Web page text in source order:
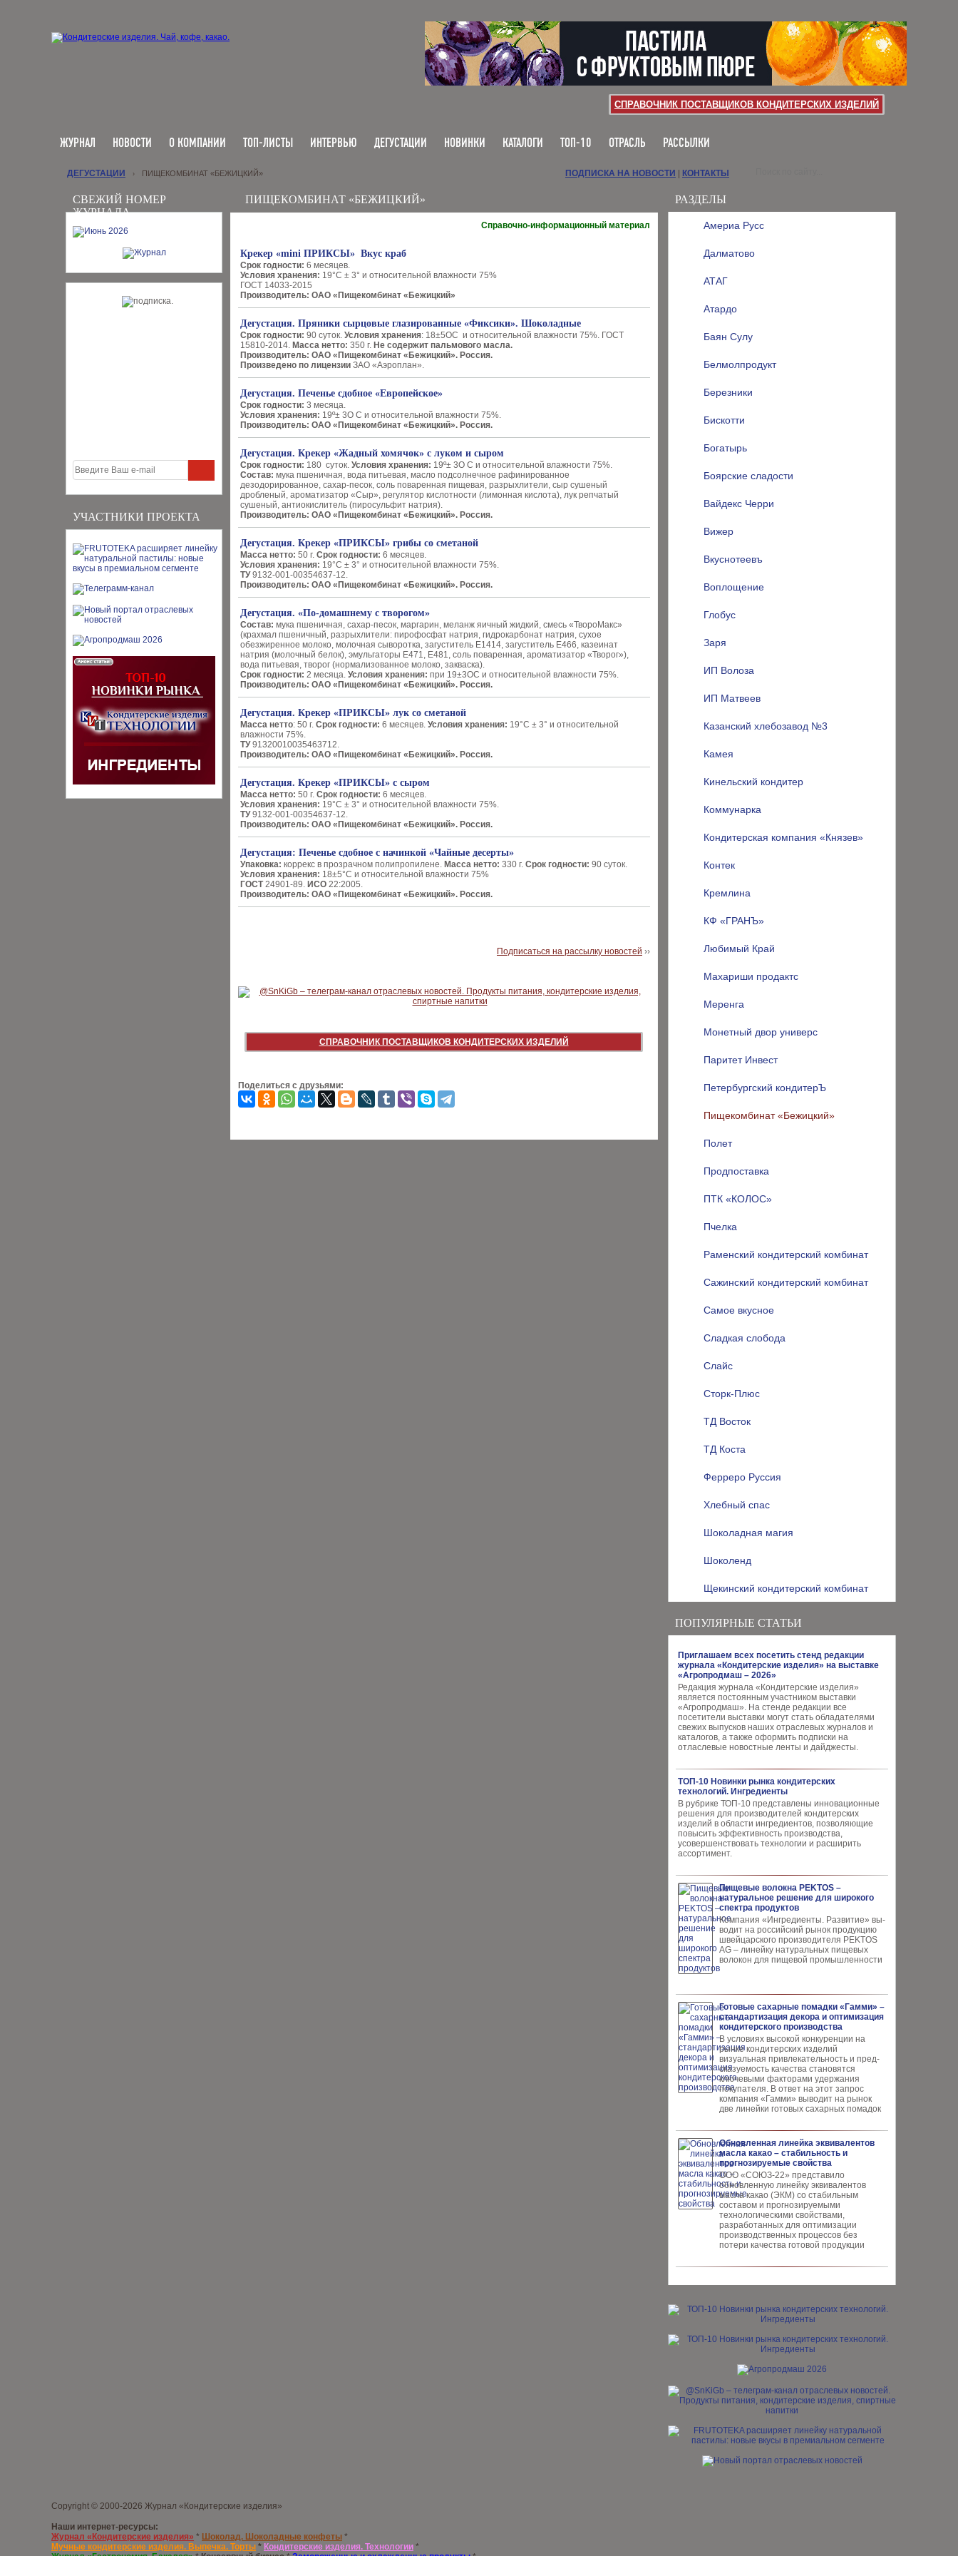
СПРАВОЧНИК ПОСТАВЩИКОВ КОНДИТЕРСКИХ ИЗДЕЛИЙ
ЖУРНАЛ НОВОСТИ О КОМПАНИИ ТОП-ЛИСТЫ ИНТЕРВЬЮ ДЕГУСТАЦИИ НОВИНКИ КАТАЛОГИ ТОП-10 ОТРАСЛЬ РАССЫЛКИ
СВЕЖИЙ НОМЕР
ЖУРНАЛА
УЧАСТНИКИ ПРОЕКТА
РАЗДЕЛЫ
Америа Русс
Далматово
АТАГ
Атардо
Баян Сулу
Белмолпродукт
Березники
Бискотти
Богатырь
Боярские сладости
Вайдекс Черри
Вижер
Вкуснотеевъ
Воплощение
Глобус
Заря
ИП Волоза
ИП Матвеев
Казанский хлебозавод №3
Камея
Кинельский кондитер
Коммунарка
Кондитерская компания «Князев»
Контек
Кремлина
КФ «ГРАНЪ»
Любимый Край
Махариши продактс
Меренга
Монетный двор универс
Паритет Инвест
Петербургский кондитерЪ
Пищекомбинат «Бежицкий»
Полет
Продпоставка
ПТК «КОЛОС»
Пчелка
Раменский кондитерский комбинат
Сажинский кондитерский комбинат
Самое вкусное
Сладкая слобода
Слайс
Сторк-Плюс
ТД Восток
ТД Коста
Ферреро Руссия
Хлебный спас
Шоколадная магия
Шоколенд
Щекинский кондитерский комбинат
ПОПУЛЯРНЫЕ СТАТЬИ
Приглашаем всех посетить стенд редакции
журнала «Кондитерские изделия» на выставке
«Агропродмаш – 2026»
Редакция журнала «Кондитерские изделия»
является постоянным участником выставки
«Агропродмаш». На стенде редакции все
посетители выставки могут стать обладателями
свежих выпусков наших отраслевых журналов и
каталогов, а также оформить подписки на
отласлевые новостные ленты и дайджесты.
ТОП-10 Новинки рынка кондитерских
технологий. Ингредиенты
В рубрике ТОП-10 представлены инновационные
решения для производителей кондитерских
изделий в области ингредиентов, позволяющие
повысить эффективность производства,
усовершенствовать технологии и расширить
ассортимент.
Пищевые волокна PEKTOS –
натуральное решение для широкого
спектра продуктов
Компания «Ингредиенты. Развитие» вы­
водит на российский рынок продукцию
швей­царского производителя PEKTOS
AG – ли­нейку натуральных пищевых
волокон для пи­щевой промышленности
Готовые сахарные помадки «Гамми» –
стандартизация декора и оптимизация
кондитерского производства
В условиях высокой кон­куренции на
рынке конди­терских изделий
визуальная привлекательность и пред­
сказуемость качества ста­новятся
ключевыми факто­рами удержания
покупателя. В ответ на этот запрос
компания «Гамми» выводит на рынок
две линейки готовых сахарных помадок
Обновленная линейка эквивалентов
масла какао – стабильность и
прогнозируемые свойства
ООО «СОЮЗ-22» представило
обновлен­ную линейку эквивалентов
масла ка­као (ЭКМ) со стабильным
составом и прогнозируемыми
технологическими свойствами,
разработанных для опти­мизации
производственных процес­сов без
потери качества готовой про­дукции
ДЕГУСТАЦИИ › ПИЩЕКОМБИНАТ «БЕЖИЦКИЙ» ПОДПИСКА НА НОВОСТИ КОНТАКТЫ
ПИЩЕКОМБИНАТ «БЕЖИЦКИЙ»
Справочно-информационный материал
Крекер «mini ПРИКСЫ» Вкус краб
Срок годности: 6 месяцев.
Условия хранения: 19°С ± 3° и относительной влажности 75%
ГОСТ 14033-2015
Производитель: ОАО «Пищекомбинат «Бежицкий»
Дегустация. Пряники сырцовые глазированные «Фиксики». Шоколадные
Срок годности: 90 суток. Условия хранения: 18±5ОС и относительной влажности 75%. ГОСТ
15810-2014. Масса нетто: 350 г. Не содержит пальмового масла.
Производитель: ОАО «Пищекомбинат «Бежицкий». Россия.
Произведено по лицензии ЗАО «Аэроплан».
Дегустация. Печенье сдобное «Европейское»
Срок годности: 3 месяца.
Условия хранения: 19º± 3О С и относительной влажности 75%.
Производитель: ОАО «Пищекомбинат «Бежицкий». Россия.
Дегустация. Крекер «Жадный хомячок» с луком и сыром
Срок годности: 180 суток. Условия хранения: 19º± 3О С и относительной влажности 75%.
Состав: мука пшеничная, вода питьевая, масло подсолнечное рафинированное
дезодорированное, сахар-песок, соль поваренная пищевая, разрыхлители, сыр сушеный
дробленый, ароматизатор «Сыр», регулятор кислотности (лимонная кислота), лук репчатый
сушеный, антиокислитель (пиросульфит натрия).
Производитель: ОАО «Пищекомбинат «Бежицкий». Россия.
Дегустация. Крекер «ПРИКСЫ» грибы со сметаной
Масса нетто: 50 г. Срок годности: 6 месяцев.
Условия хранения: 19°С ± 3° и относительной влажности 75%.
ТУ9132-001-00354637-12.
Производитель: ОАО «Пищекомбинат «Бежицкий». Россия.
Дегустация. «По-домашнему с творогом»
Состав: мука пшеничная, сахар-песок, маргарин, меланж яичный жидкий, смесь «ТвороМакс»
(крахмал пшеничный, разрыхлители: пирофосфат натрия, гидрокарбонат натрия, сухое
обезжиренное молоко, молочная сыворотка, загуститель Е1414, загуститель Е466, казеинат
натрия (молочный белок), эмульгаторы Е471, Е481, соль поваренная, ароматизатор «Творог»),
вода питьевая, творог (нормализованное молоко, закваска).
Срок годности: 2 месяца. Условия хранения: при 19±3ОС и относительной влажности 75%.
Производитель: ОАО «Пищекомбинат «Бежицкий». Россия.
Дегустация. Крекер «ПРИКСЫ» лук со сметаной
Масса нетто: 50 г. Срок годности: 6 месяцев. Условия хранения: 19°С ± 3° и относительной
влажности 75%.
ТУ9132­001­00354637­12.
Производитель: ОАО «Пищекомбинат «Бежицкий». Россия.
Дегустация. Крекер «ПРИКСЫ» с сыром
Масса нетто: 50 г. Срок годности: 6 месяцев.
Условия хранения: 19°С ± 3° и относительной влажности 75%.
ТУ9132-001-00354637-12.
Производитель: ОАО «Пищекомбинат «Бежицкий». Россия.
Дегустация: Печенье сдобное с начинкой «Чайные десерты»
Упаковка: коррекс в прозрачном полипропилене. Масса нетто: 330 г. Срок годности: 90 суток.
Условия хранения: 18±5°С и относительной влажности 75%
ГОСТ24901-89. ИСО 22:2005.
Производитель: ОАО «Пищекомбинат «Бежицкий». Россия.
Подписаться на рассылку новостей ››
СПРАВОЧНИК ПОСТАВЩИКОВ КОНДИТЕРСКИХ ИЗДЕЛИЙ
Поделиться с друзьями:
Copyright © 2000-2026 Журнал «Кондитерские изделия»
Наши интернет-ресурсы:
Журнал «Кондитерские изделия» * Шоколад. Шоколадные конфеты *
Мучные кондитерские изделия. Выпечка. Торты * Кондитерские изделия. Технологии *